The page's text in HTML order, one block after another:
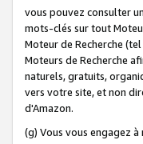
vous pouvez consulter
mots-clés sur tout
Moteur de Recherche
Moteurs de Recherche
naturels, gratuits,
vers votre site, et non
d'Amazon.
(g) Vous vous engagez